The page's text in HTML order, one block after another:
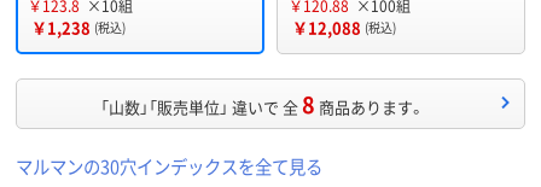
￥123.8 ×10組
￥1,238 (税込)
￥120.88 ×100組
￥12,088 (税込)
「山数」「販売単位」 違いで 全8 商品あります。
マルマンの30穴インデックスを全て見る